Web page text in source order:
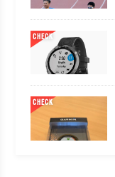
CHECK
CHECK